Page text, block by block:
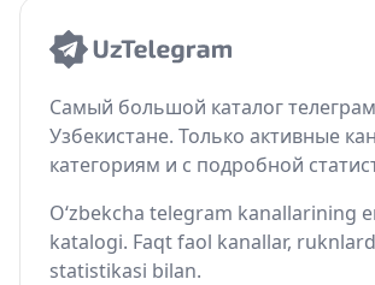
Самый большой каталог
Узбекистане. Только активные
категориям и с подробной
O‘zbekcha telegram kanallarining
katalogi. Faqt faol kanallar,
statistikasi bilan.